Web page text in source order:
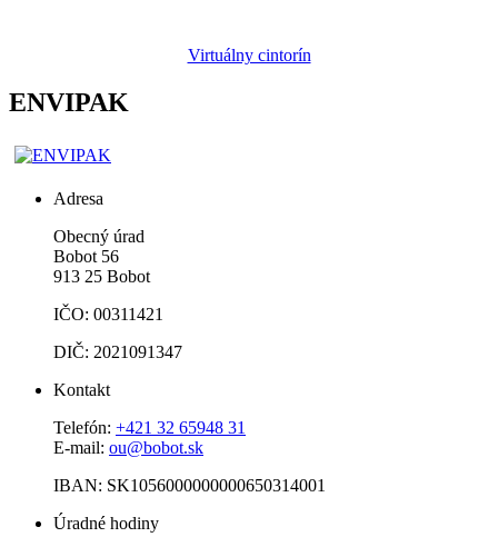
Virtuálny cintorín
ENVIPAK
Adresa
Obecný úrad
Bobot 56
913 25 Bobot
IČO: 00311421
DIČ: 2021091347
Kontakt
Telefón: +421 32 65948 31
E-mail: ou@bobot.sk
IBAN: SK1056000000000650314001
Úradné hodiny